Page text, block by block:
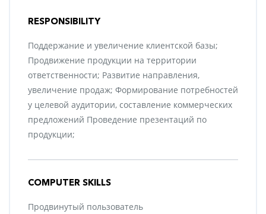
RESPONSIBILITY
Поддержание и увеличение клиентской базы;
Продвижение продукции на территории
ответственности; Развитие направления,
увеличение продаж; Формирование потребностей
у целевой аудитории, составление коммерческих
предложений Проведение презентаций по
продукции;
COMPUTER SKILLS
Продвинутый пользователь